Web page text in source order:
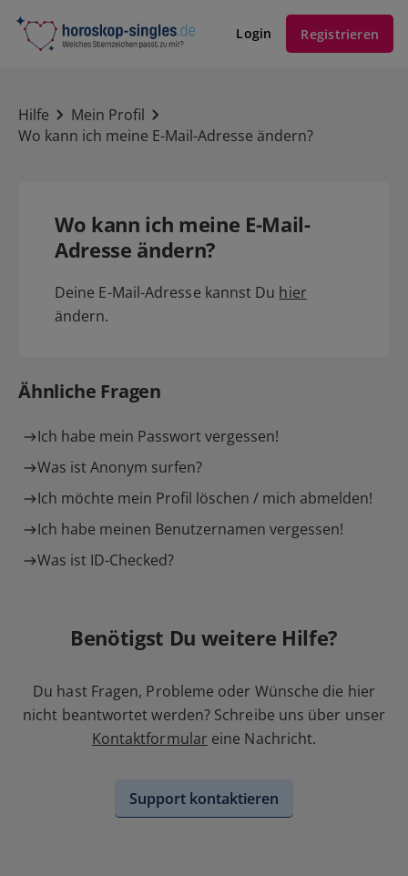
Login Registrieren
Hilfe
Mein Profil
Wo kann ich meine E-Mail-Adresse ändern?
Wo kann ich meine E-Mail-
Adresse ändern?
Deine E-Mail-Adresse kannst Du hier
ändern.
Ähnliche Fragen
Ich habe mein Passwort vergessen!
Was ist Anonym surfen?
Ich möchte mein Profil löschen / mich abmelden!
Ich habe meinen Benutzernamen vergessen!
Was ist ID-Checked?
Benötigst Du weitere Hilfe?
Du hast Fragen, Probleme oder Wünsche die hier
nicht beantwortet werden? Schreibe uns über unser
Kontaktformular eine Nachricht.
Support kontaktieren